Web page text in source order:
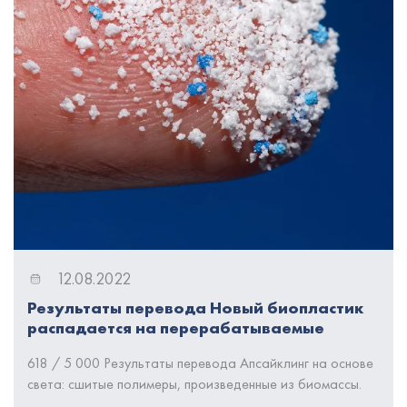
12.08.2022
Результаты перевода Новый биопластик
распадается на перерабатываемые
618 / 5 000 Результаты перевода Апсайклинг на основе
света: сшитые полимеры, произведенные из биомассы.